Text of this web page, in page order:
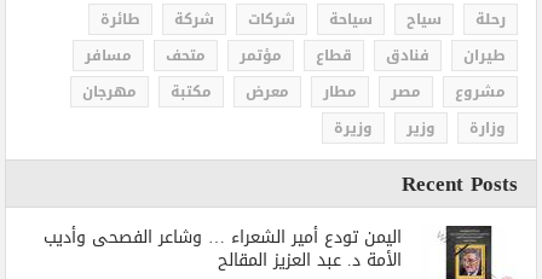
رحلة
سياح سياحة شركات شركة
طائرة
طيران
فنادق قطاع مؤتمر متحف
مسافر
مشروع
مصر مطار معرض مكتبة
مهرجان
وزارة
وزير وزيرة
Recent Posts
اليمن تودع أمير الشعراء … وشاعر الفصحى وأديب
الأمة د. عبد العزيز المقالح